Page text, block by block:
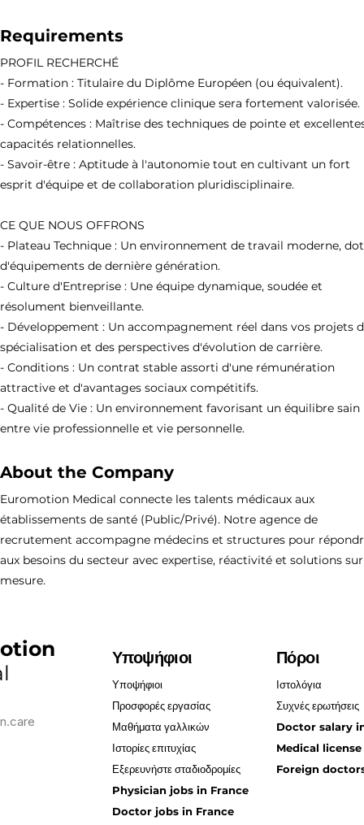
Requirements
PROFIL RECHERCHÉ
- Formation : Titulaire du Diplôme Européen (ou équivalent).
- Expertise : Solide expérience clinique sera fortement valorisée.
- Compétences : Maîtrise des techniques de pointe et
capacités relationnelles.
- Savoir-être : Aptitude à l'autonomie tout en cultivant un fort
esprit d'équipe et de collaboration pluridisciplinaire.
CE QUE NOUS OFFRONS
- Plateau Technique : Un environnement de travail moderne,
d'équipements de dernière génération.
- Culture d'Entreprise : Une équipe dynamique, soudée et
résolument bienveillante.
- Développement : Un accompagnement réel dans vos projets
spécialisation et des perspectives d'évolution de carrière.
- Conditions : Un contrat stable assorti d'une rémunération
attractive et d'avantages sociaux compétitifs.
- Qualité de Vie : Un environnement favorisant un équilibre sain
entre vie professionnelle et vie personnelle.
About the Company
Euromotion Medical connecte les talents médicaux aux
établissements de santé (Public/Privé). Notre agence de
recrutement accompagne médecins et structures pour
aux besoins du secteur avec expertise, réactivité et solutions sur
mesure.
Υποψήφιοι
Υποψήφιοι
Προσφορές εργασίας
Μαθήματα γαλλικών
Ιστορίες επιτυχίας
Εξερευνήστε σταδιοδρομίες
Physician jobs in France
Doctor jobs in France
Πόροι
Ιστολόγια
Συχνές ερωτήσεις
Doctor salary
Medical
Foreign